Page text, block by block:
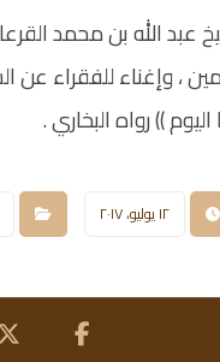
الله بن محمد
، وإغناء للفقراء
)) رواه البخاري .
١٢ يوليو، ٢٠١٧